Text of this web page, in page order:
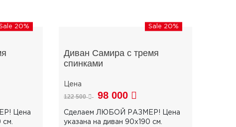
Sale 20%
Цена
см.
Sale 20%
Диван Самира с тремя
спинками
122 500 98 000
Сделаем ЛЮБОЙ РАЗМЕР! Цена
указана на диван 90х190 см.